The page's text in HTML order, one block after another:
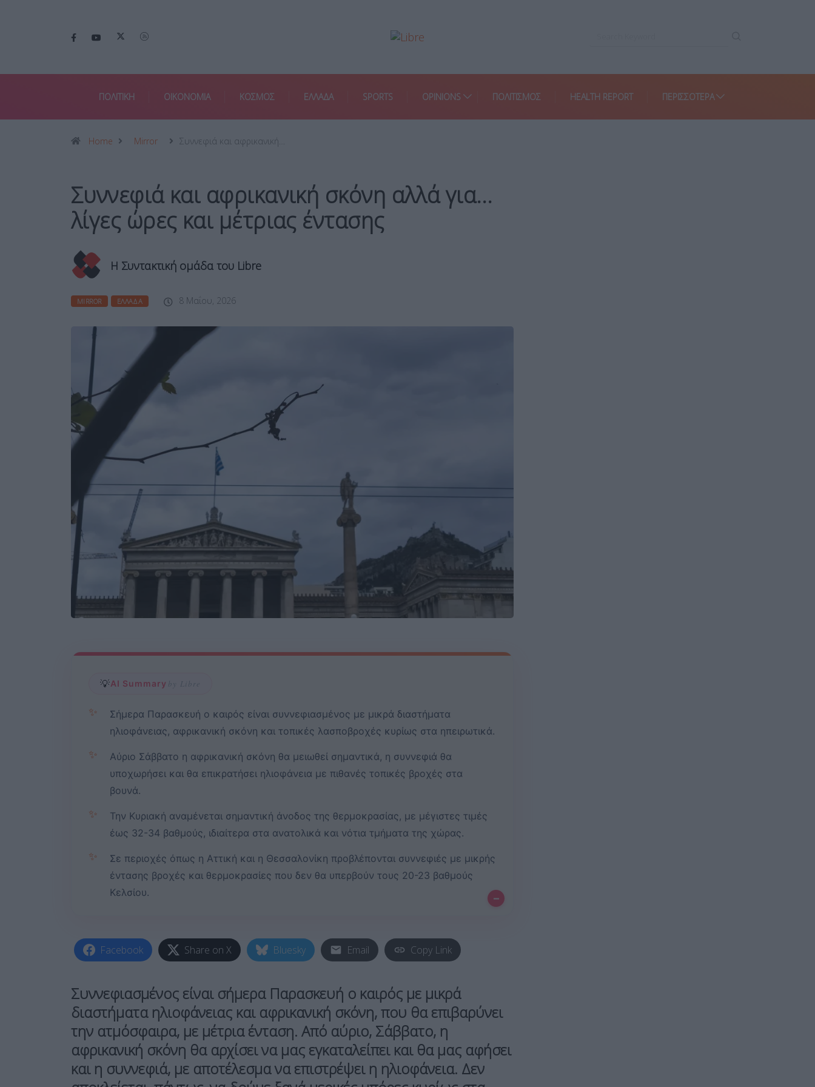
ΠΟΛΙΤΙΚΗ ΟΙΚΟΝΟΜΙΑ ΚΟΣΜΟΣ ΕΛΛΑΔΑ SPORTS OPINIONS ΠΟΛΙΤΙΣΜΟΣ HEALTH REPORT ΠΕΡΙΣΣΌΤΕΡΑ
Home Mirror Συννεφιά και αφρικανική…
Συννεφιά και αφρικανική σκόνη αλλά για…
λίγες ώρες και μέτριας έντασης
Η Συντακτική ομάδα του Libre
MIRROR ΕΛΛΆΔΑ 8 Μαΐου, 2026
💡AI Summary by Libre
✨
Σήμερα Παρασκευή ο καιρός είναι συννεφιασμένος με μικρά διαστήματα
ηλιοφάνειας, αφρικανική σκόνη και τοπικές λασποβροχές κυρίως στα ηπειρωτικά.
✨
Αύριο Σάββατο η αφρικανική σκόνη θα μειωθεί σημαντικά, η συννεφιά θα
υποχωρήσει και θα επικρατήσει ηλιοφάνεια με πιθανές τοπικές βροχές στα
βουνά.
✨
Την Κυριακή αναμένεται σημαντική άνοδος της θερμοκρασίας, με μέγιστες τιμές
έως 32-34 βαθμούς, ιδιαίτερα στα ανατολικά και νότια τμήματα της χώρας.
✨
Σε περιοχές όπως η Αττική και η Θεσσαλονίκη προβλέπονται συννεφιές με μικρής
έντασης βροχές και θερμοκρασίες που δεν θα υπερβούν τους 20-23 βαθμούς
Κελσίου.
–
Facebook Share on X Bluesky Email Copy Link
Συννεφιασμένος είναι σήμερα Παρασκευή ο καιρός με μικρά
διαστήματα ηλιοφάνειας και αφρικανική σκόνη, που θα επιβαρύνει
την ατμόσφαιρα, με μέτρια ένταση. Από αύριο, Σάββατο, η
αφρικανική σκόνη θα αρχίσει να μας εγκαταλείπει και θα μας αφήσει
και η συννεφιά, με αποτέλεσμα να επιστρέψει η ηλιοφάνεια. Δεν